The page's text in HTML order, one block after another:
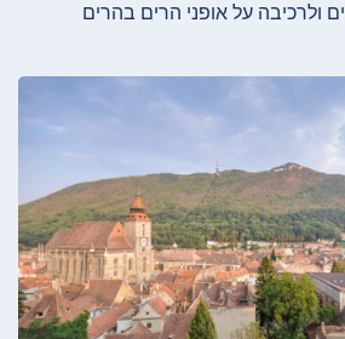
ולרכיבה על אופני הרים בהרים